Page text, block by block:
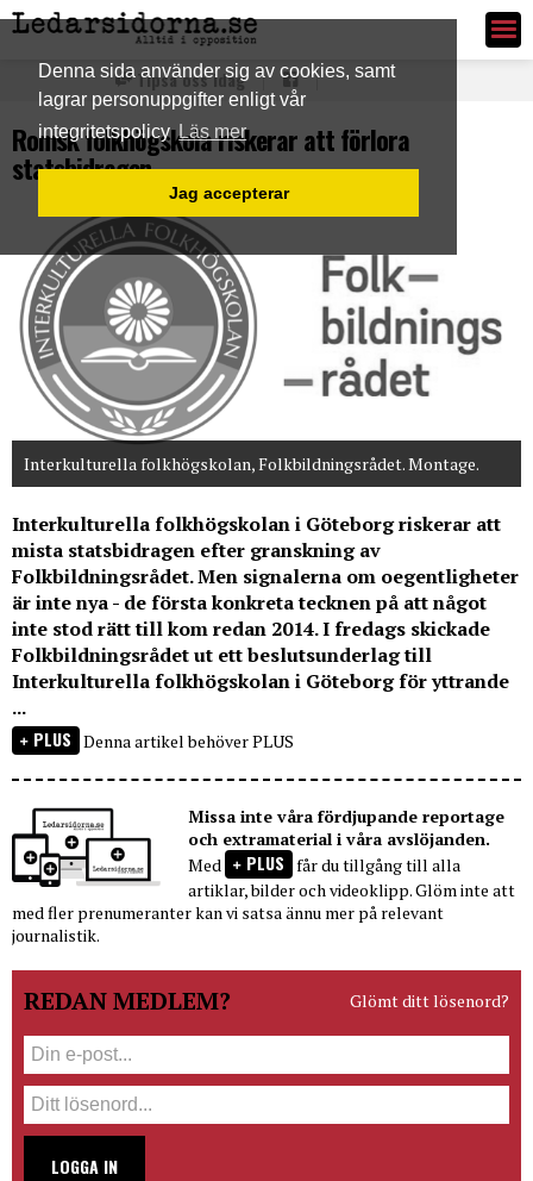
Denna sida använder sig av cookies, samt
lagrar personuppgifter enligt vår
integritetspolicyLäs mer
Jag accepterar
Ledarsidorna.se
Tipsa oss idag
Romsk folkhögskola riskerar att förlora
statsbidragen
Interkulturella folkhögskolan, Folkbildningsrådet. Montage.
Interkulturella folkhögskolan i Göteborg riskerar att
mista statsbidragen efter granskning av
Folkbildningsrådet. Men signalerna om oegentligheter
är inte nya - de första konkreta tecknen på att något
inte stod rätt till kom redan 2014. I fredags skickade
Folkbildningsrådet ut ett beslutsunderlag till
Interkulturella folkhögskolan i Göteborg för yttrande
...
PLUS Denna artikel behöver PLUS
Missa inte våra fördjupande reportage
och extramaterial i våra avslöjanden.
Med
PLUS får du tillgång till alla
artiklar, bilder och videoklipp. Glöm inte att
med fler prenumeranter kan vi satsa ännu mer på relevant
journalistik.
REDAN MEDLEM? Glömt ditt lösenord?
LOGGA IN